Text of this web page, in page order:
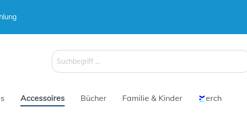
Accessoires Bücher Familie & Kinder erch
Schirme